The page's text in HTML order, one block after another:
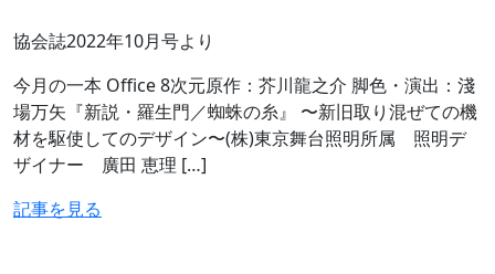
協会誌2022年10月号より
今月の一本 Office 8次元原作：芥川龍之介 脚色・演出：淺
場万矢『新説・羅生門／蜘蛛の糸』 〜新旧取り混ぜての機
材を駆使してのデザイン〜(株)東京舞台照明所属 照明デ
ザイナー 廣田 恵理 […]
記事を見る